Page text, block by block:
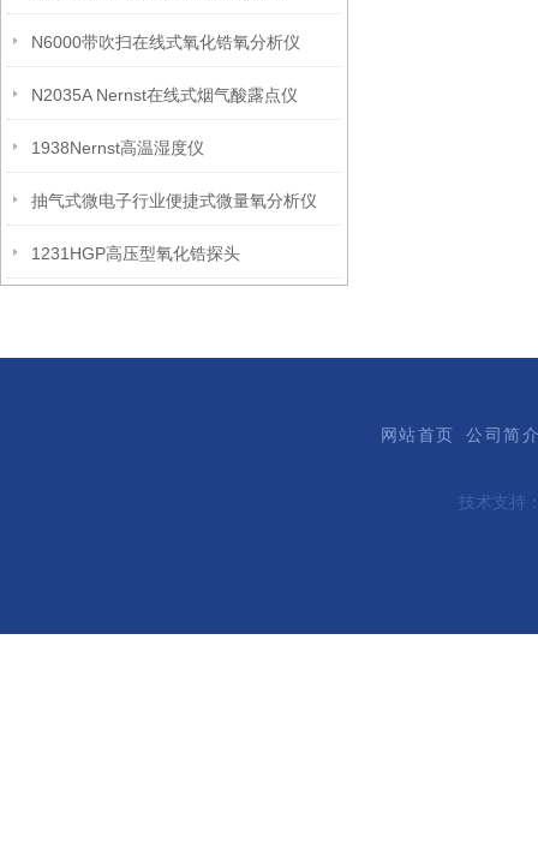
N6000带吹扫在线式氧化锆氧分析仪
N2035A Nernst在线式烟气酸露点仪
1938Nernst高温湿度仪
抽气式微电子行业便捷式微量氧分析仪
1231HGP高压型氧化锆探头
网站首页 公司简
技术支持